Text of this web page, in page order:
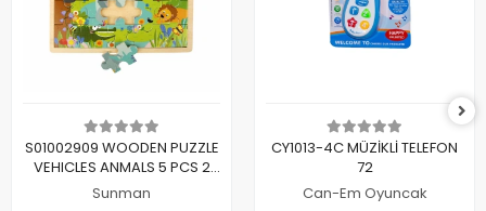
Sepete Ekle
S01002909 WOODEN PUZZLE
VEHICLES ANMALS 5 PCS 2
AST
Sunman
Sepete Ekle
CY1013-4C MÜZİKLİ TELEFON
72
Can-Em Oyuncak